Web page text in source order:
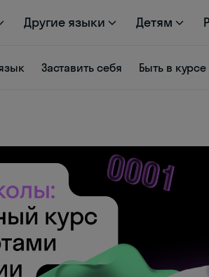
Другие языки Детям
Заставить себя Быть в курсе